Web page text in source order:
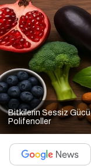
Bitkilerin Sessiz
Polifenoller